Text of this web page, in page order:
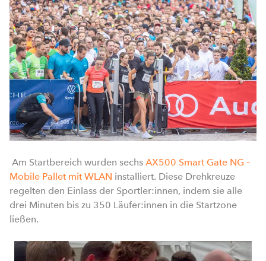
Am Startbereich wurden sechs AX500 Smart Gate NG –
Mobile Pallet mit WLAN installiert. Diese Drehkreuze
regelten den Einlass der Sportler:innen, indem sie alle
drei Minuten bis zu 350 Läufer:innen in die Startzone
ließen.